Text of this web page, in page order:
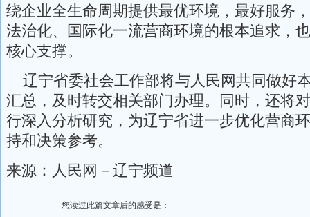
绕企业全生命周期提供最优环境，最好服务
法治化、国际化一流营商环境的根本追求，
核心支撑。
辽宁省委社会工作部将与人民网共同做好
汇总，及时转交相关部门办理。同时，还将
行深入分析研究，为辽宁省进一步优化营商
持和决策参考。
来源：人民网－辽宁频道
您读过此篇文章后的感受是：